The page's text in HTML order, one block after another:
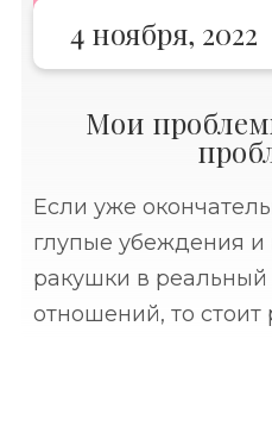
4 ноября, 2022
Мои
Если уже
глупые убеждения и
ракушки в
отношений, то